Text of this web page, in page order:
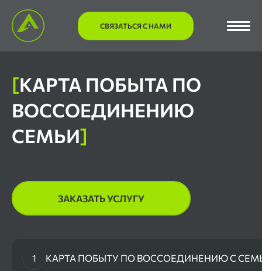
СВЯЗАТЬСЯ С НАМИ
[КАРТА ПОБЫТА ПО
ВОССОЕДИНЕНИЮ
СЕМЬИ]
ЗАКАЗАТЬ УСЛУГУ
1 КАРТА ПОБЫТУ ПО ВОССОЕДИНЕНИЮ С